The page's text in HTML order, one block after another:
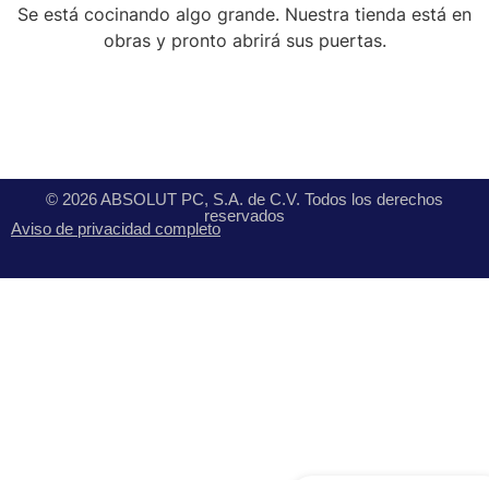
Se está cocinando algo grande. Nuestra tienda está en
obras y pronto abrirá sus puertas.
© 2026 ABSOLUT PC, S.A. de C.V. Todos los derechos
reservados
Aviso de privacidad completo